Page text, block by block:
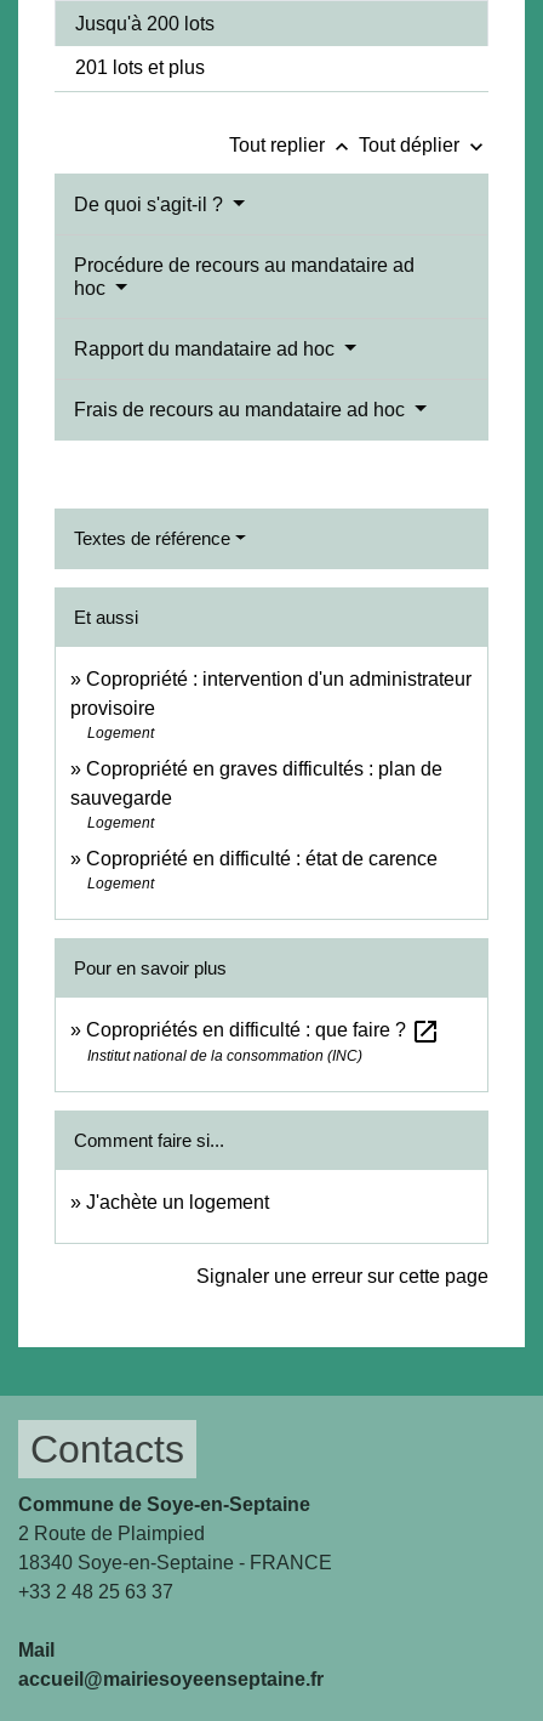
Jusqu'à 200 lots
201 lots et plus
Tout replier keyboard_arrow_up Tout déplier keyboard_arrow_down
De quoi s'agit-il ?
Procédure de recours au mandataire ad
hoc
Rapport du mandataire ad hoc
Frais de recours au mandataire ad hoc
Textes de référence
Et aussi
Copropriété : intervention d'un administrateur
provisoire
Logement
Copropriété en graves difficultés : plan de
sauvegarde
Logement
Copropriété en difficulté : état de carence
Logement
Pour en savoir plus
Copropriétés en difficulté : que faire ? open_in_new
Institut national de la consommation (INC)
Comment faire si...
J'achète un logement
Signaler une erreur sur cette page
Contacts
Commune de Soye-en-Septaine
2 Route de Plaimpied
18340 Soye-en-Septaine - FRANCE
+33 2 48 25 63 37
Mail
accueil@mairiesoyeenseptaine.fr